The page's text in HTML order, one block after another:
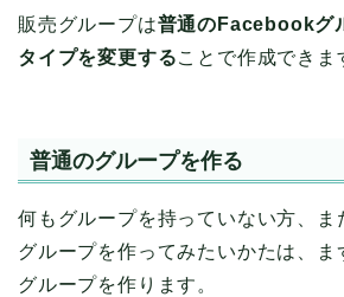
販売グループは普通のFacebookグ
タイプを変更することで作成できま
普通のグループを作る
何もグループを持っていない方、ま
グループを作ってみたいかたは、
グループを作ります。